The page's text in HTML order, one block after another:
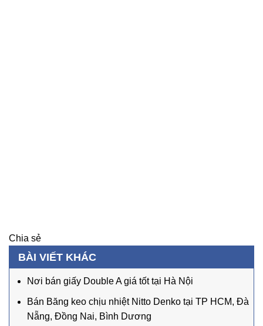
Chia sẻ
BÀI VIẾT KHÁC
Nơi bán giấy Double A giá tốt tại Hà Nội
Bán Băng keo chịu nhiệt Nitto Denko tại TP HCM, Đà
Nẵng, Đồng Nai, Bình Dương